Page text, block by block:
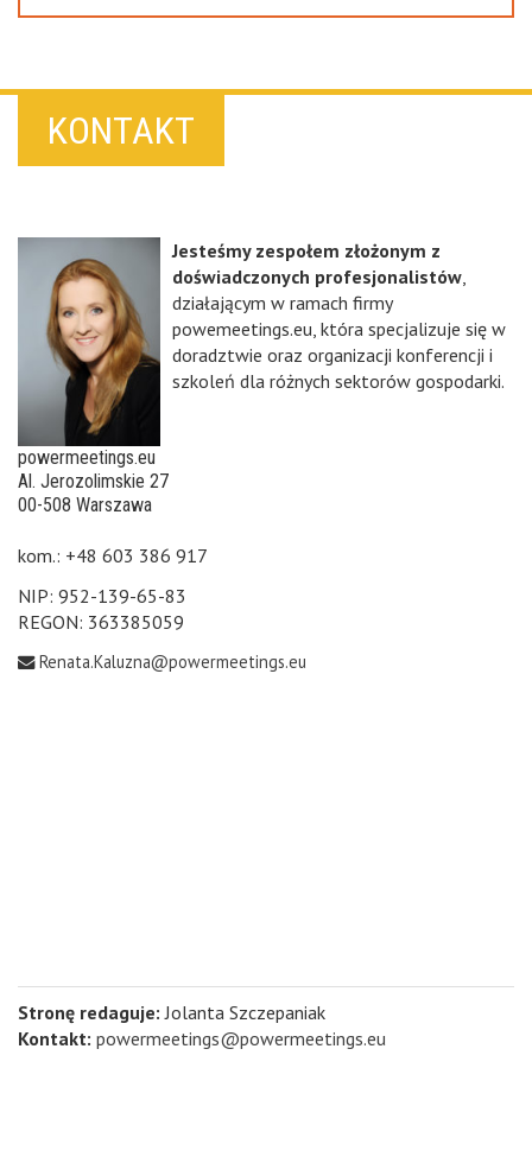
KONTAKT
Jesteśmy zespołem złożonym z
doświadczonych profesjonalistów
działającym w ramach firmy
powemeetings.eu, która specjalizuje się w
doradztwie oraz organizacji konferencji i
szkoleń dla różnych sektorów gospodarki.
powermeetings.eu
Al. Jerozolimskie 27
00-508 Warszawa
kom.: +48 603 386 917
NIP: 952-139-65-83
REGON: 363385059
Renata.Kaluzna@powermeetings.eu
Stronę redaguje: Jolanta Szczepaniak
Kontakt: powermeetings@powermeetings.eu